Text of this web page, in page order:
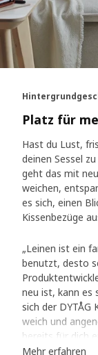
Platz für
Hast du Lust,
deinen Sessel
geht das mit
weichen,
es sich, einen
Kissenbezüge
„Leinen ist ein
benutzt, desto
neu ist, kann es
sich der DYTÅG
weich und
bereits für dich
Mehr erfahren